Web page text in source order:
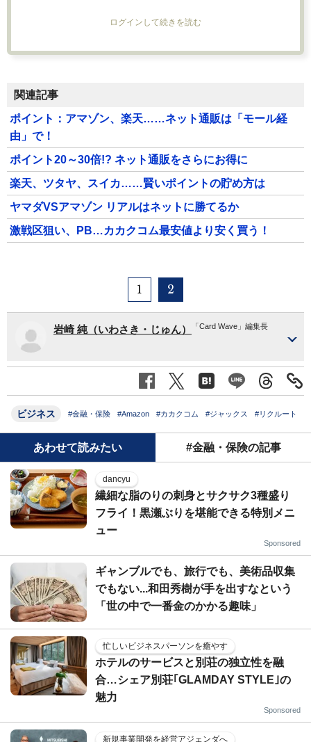
ログインして続きを読む
関連記事
ポイント：アマゾン、楽天……ネット通販は「モール経
由」で！
ポイント20～30倍!? ネット通販をさらにお得に
楽天、ツタヤ、スイカ……賢いポイントの貯め方は
ヤマダVSアマゾン リアルはネットに勝てるか
激戦区狙い、PB…カカクコム最安値より安く買う！
1 2
岩崎 純（いわさき・じゅん） 「Card Wave」編集長
ビジネス #金融・保険 #Amazon #カカクコム #ジャックス #リクルート
あわせて読みたい #金融・保険の記事
dancyu
繊細な脂のりの刺身とサクサク3種盛り
フライ！黒瀬ぶりを堪能できる特別メニ
ュー
Sponsored
ギャンブルでも、旅行でも、美術品収集
でもない...和田秀樹が手を出すなという
「世の中で一番金のかかる趣味」
忙しいビジネスパーソンを癒やす
ホテルのサービスと別荘の独立性を融
合…シェア別荘｢GLAMDAY STYLE｣の
魅力
Sponsored
新規事業開発を経営アジェンダへ